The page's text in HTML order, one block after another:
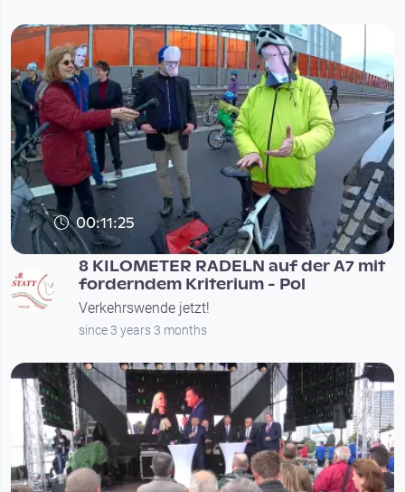
00:11:25
8 KILOMETER RADELN auf der A7 mit
forderndem Kriterium - Pol
Verkehrswende jetzt!
since 3 years 3 months